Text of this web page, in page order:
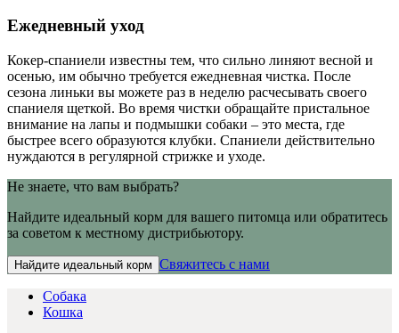
Ежедневный уход
Кокер-спаниели известны тем, что сильно линяют весной и
осенью, им обычно требуется ежедневная чистка. После
сезона линьки вы можете раз в неделю расчесывать своего
спаниеля щеткой. Во время чистки обращайте пристальное
внимание на лапы и подмышки собаки – это места, где
быстрее всего образуются клубки. Спаниели действительно
нуждаются в регулярной стрижке и уходе.
Не знаете, что вам выбрать?
Найдите идеальный корм для вашего питомца или обратитесь
за советом к местному дистрибьютору.
Найдите идеальный корм Свяжитесь с нами
Собака
Кошка